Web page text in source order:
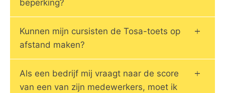
beperking?
Kunnen mijn cursisten de Tosa-toets op
afstand maken?
Als een bedrijf mij vraagt ​​naar de score
van een van zijn medewerkers, moet ik